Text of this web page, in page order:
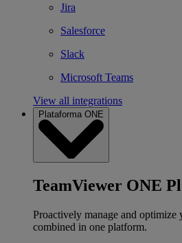
Jira
Salesforce
Slack
Microsoft Teams
View all integrations
Plataforma ONE
TeamViewer ONE
Proactively manage and
combined in one platform.